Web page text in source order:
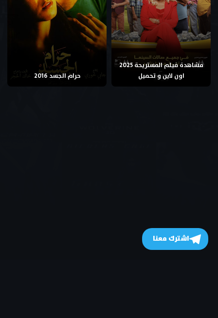
مشاهدة فيلم المستريحة 2025
اون لاين و تحميل
حرام الجسد 2016
اشترك معنا